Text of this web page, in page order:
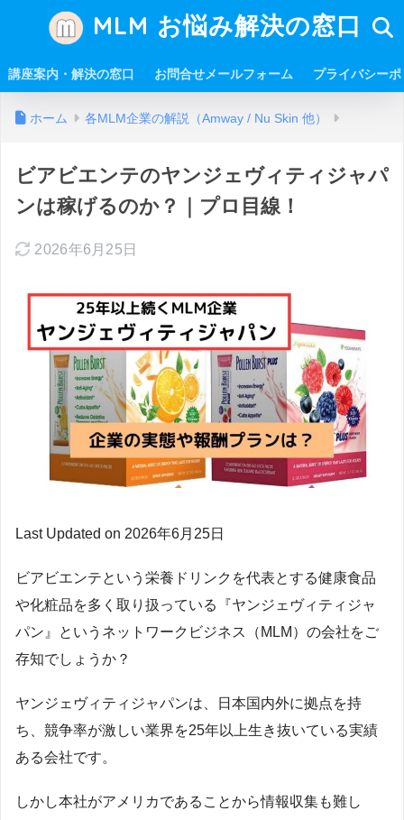
MLM お悩み解決の窓口
講座案内・解決の窓口 お問合せメールフォーム プライバシー
ホーム 各MLM企業の解説（Amway / Nu Skin 他）
ビアビエンテのヤンジェヴィティジャパ
ンは稼げるのか？｜プロ目線！
2026年6月25日
Last Updated on 2026年6月25日
ビアビエンテという栄養ドリンクを代表とする健康食品
や化粧品を多く取り扱っている『ヤンジェヴィティジャ
パン』というネットワークビジネス（MLM）の会社をご
存知でしょうか？
ヤンジェヴィティジャパンは、日本国内外に拠点を持
ち、競争率が激しい業界を25年以上生き抜いている実績
ある会社です。
しかし本社がアメリカであることから情報収集も難し